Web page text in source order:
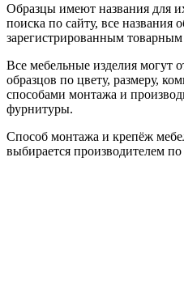
Образцы имеют названия для
поиска по сайту, все названия
зарегистрированным товарным
Все мебельные изделия могут
образцов по цвету, размеру,
способами монтажа и
фурнитуры.
Способ монтажа и крепёж
выбирается производителем